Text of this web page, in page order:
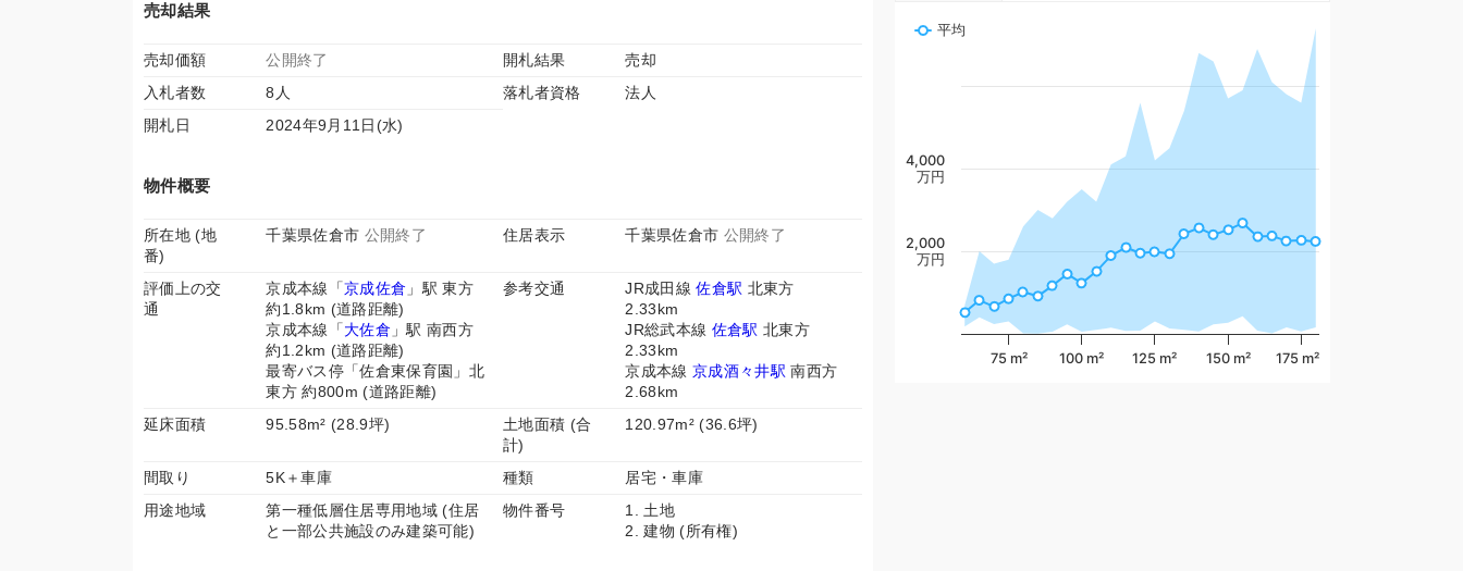
売却結果
売却価額 公開終了 開札結果
売却
入札者数
8人 落札者資格
法人
開札日
2024年9月11日(水)
物件概要
所在地 (地
番)
千葉県佐倉市 公開終了 住居表示 千葉県佐倉市 公開終了
評価上の交
通
京成本線「京成佐倉 」駅 東方
約1.8km (道路距離)
京成本線「大佐倉 」駅 南西方
約1.2km (道路距離)
最寄バス停「佐倉東保育園」北
東方 約800m (道路距離)
参考交通 JR成田線佐倉駅 北東方
2.33km
JR総武本線 佐倉駅 北東方
2.33km
京成本線 京成酒々井駅 南西方
2.68km
延床面積
95.58m² (28.9坪)
土地面積 (合
計)
120.97m² (36.6坪)
間取り 5K＋車庫 種類
居宅・車庫
用途地域
第一種低層住居専用地域 (住居
と一部公共施設のみ建築可能)
物件番号
1. 土地
2. 建物 (所有権)
平均
75 m² 100 m² 125 m² 150 m² 175 m²
2,000
万円
4,000
万円